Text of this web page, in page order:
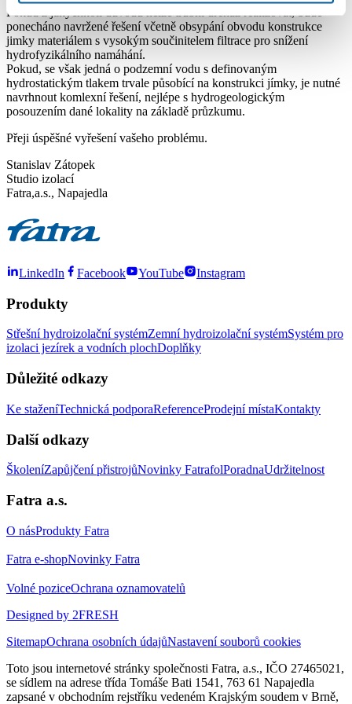
Pokud z jakýchkoli důvodů nelze trubní drenáž realizovat, bude
ponecháno navržené řešení včetně obsypání obvodu konstrukce
jimky materiálem s vysokým součinitelem filtrace pro snížení
hydrofyzikálního namáhání.
Pokud, se však jedná o podzemní vodu s definovaným
hydrostatickým tlakem trvale působící na konstrukci jímky, je nutné
navrhnout komlexní řešení, nejlépe s hydrogeologickým
posouzením dané lokality na základě průzkumu.
Přeji úspěšné vyřešení vašeho problému.
Stanislav Zátopek
Studio izolací
Fatra,a.s., Napajedla
LinkedIn Facebook YouTube Instagram
Produkty
Střešní hydroizolační systémZemní hydroizolační systémSystém pro
izolaci jezírek a vodních plochDoplňky
Důležité odkazy
Ke staženíTechnická podporaReferenceProdejní místaKontakty
Další odkazy
ŠkoleníZapůjčení přistrojůNovinky FatrafolPoradnaUdržitelnost
Fatra a.s.
O násProdukty Fatra
Fatra e-shopNovinky Fatra
Volné poziceOchrana oznamovatelů
Designed by 2FRESH
SitemapOchrana osobních údajůNastavení souborů cookies
Toto jsou internetové stránky společnosti Fatra, a.s., IČO 27465021,
se sídlem na adrese třída Tomáše Bati 1541, 763 61 Napajedla
zapsané v obchodním rejstříku vedeném Krajským soudem v Brně,